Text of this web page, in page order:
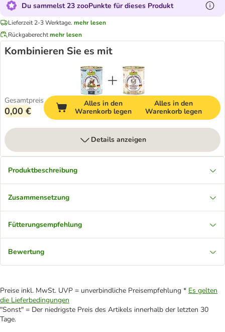
Du sammelst 23 zooPunkte für dieses Produkt
Lieferzeit 2-3 Werktage. mehr lesen
Rückgaberechtmehr lesen
Kombinieren Sie es mit
Gesamtpreis
0,00 €
Alles in den
Warenkorb legen
Alles in den
Warenkorb legen
Details anzeigen
Produktbeschreibung
Zusammensetzung
Fütterungsempfehlung
Bewertung
Preise inkl. MwSt. UVP = unverbindliche Preisempfehlung * Es gelten
die Lieferbedingungen
"Sonst" = Der niedrigste Preis des Artikels innerhalb der letzten 30
Tage.